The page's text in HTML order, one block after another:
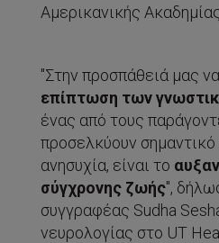
Αμερικανικής
"Στην προσπάθειά μας
επίπτωση των
ένας από τους
προσελκύουν σημαντικό
ανησυχία, είναι το
σύγχρονης ζωής",
συγγραφέας Sudha
νευρολογίας στο UT